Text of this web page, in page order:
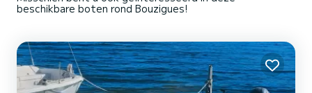
beschikbare boten rond Bouzigues!